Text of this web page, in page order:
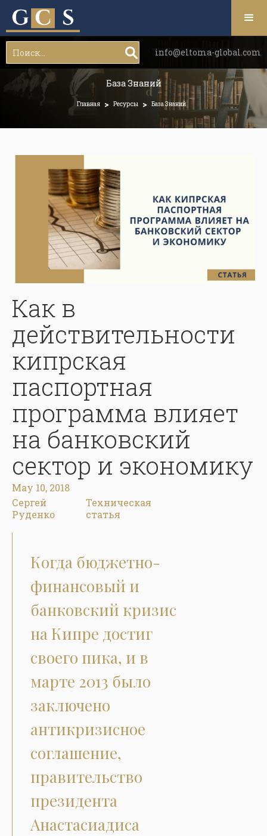
info@eltoma-global.com
База Знаний
Главная > Ресурсы > База Знаний
Как в
действительности
кипрская
паспортная
программа влияет
на банковский
сектор и экономику
May 10, 2018
Сергей
Руденко
Техническая
статья
Когда бюджетно-
финансовый и
банковский кризис
на Кипре достиг
своего пика, и в
марте 2013 было
заключено
антикризисное
соглашение,
правительство
президента
Анастасиадиса